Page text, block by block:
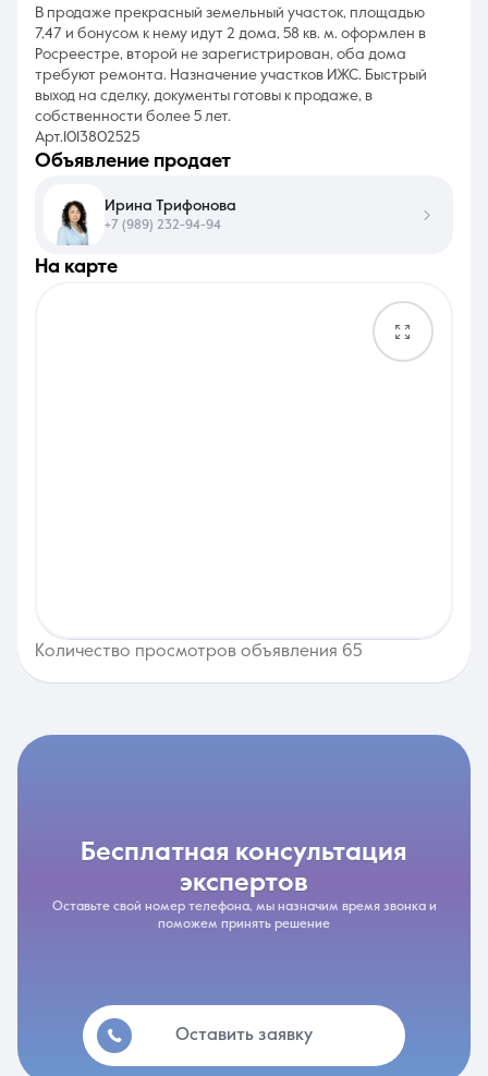
В продаже прекрасный земельный участок, площадью
7,47 и бонусом к нему идут 2 дома, 58 кв. м. оформлен в
Росреестре, второй не зарегистрирован, оба дома
требуют ремонта. Назначение участков ИЖС. Быстрый
выход на сделку, документы готовы к продаже, в
собственности более 5 лет.
Арт.1013802525
на карте
Количество просмотров объявления 65
объявление продает
Ирина Трифонова
+7 (989) 232-94-94
бесплатная консультация
экспертов
Оставьте свой номер телефона, мы назначим время звонка и
поможем принять решение
Оставить заявку